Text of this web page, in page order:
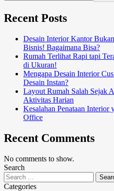
Recent Posts
Desain Interior Kantor
Bisnis! Bagaimana Bisa?
Rumah Terlihat Rapi tapi
di Ukuran!
Mengapa Desain Interior
Desain Instan?
Layout Rumah Salah Sejak
Aktivitas Harian
Kesalahan Penataan Interior
Office
Recent Comments
No comments to show.
Search
Categories